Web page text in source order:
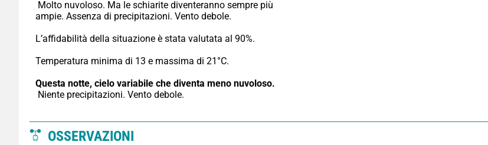
ampie. Assenza di precipitazioni. Vento debole.
L’affidabilità della situazione è stata valutata al 90%.
Temperatura minima di 13 e massima di 21°C.
Questa notte, cielo variabile che diventa meno nuvoloso.
Niente precipitazioni. Vento debole.
OSSERVAZIONI